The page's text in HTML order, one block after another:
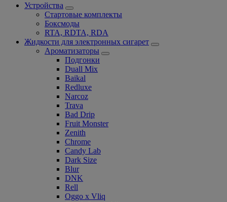
Устройства
Стартовые комплекты
Боксмоды
RTA, RDTA, RDA
Жидкости для электронных сигарет
Ароматизаторы
Подгонки
Duall Mix
Baikal
Redluxe
Narcoz
Trava
Bad Drip
Fruit Monster
Zenith
Chrome
Candy Lab
Dark Size
Blur
DNK
Rell
Oggo x Vliq